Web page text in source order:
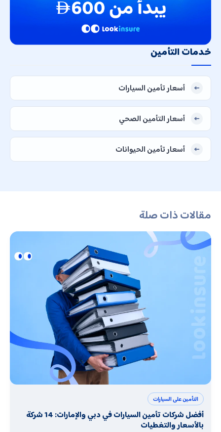
خدمات التأمين
أسعار تأمين السيارات
أسعار التأمين الصحي
أسعار تأمين الحيوانات
مقالات ذات صلة
التأمين على السيارات
أفضل شركات تأمين السيارات في دبي والإمارات: 14 شركة
بالأسعار والتغطيات